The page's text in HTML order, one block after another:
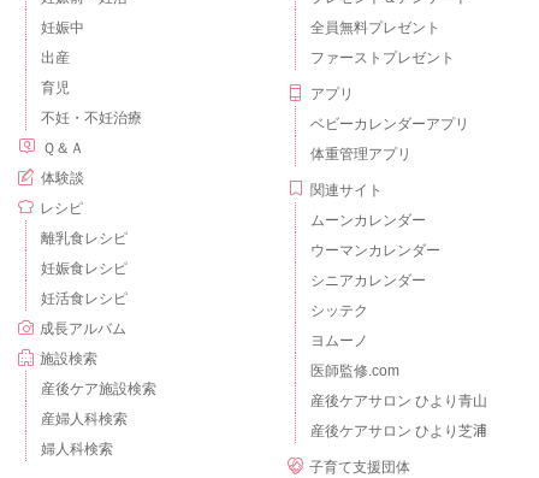
妊娠中
出産
育児
不妊・不妊治療
Ｑ＆Ａ
体験談
レシピ
離乳食レシピ
妊娠食レシピ
妊活食レシピ
成長アルバム
施設検索
産後ケア施設検索
産婦人科検索
婦人科検索
全員無料プレゼント
ファーストプレゼント
アプリ
ベビーカレンダーアプリ
体重管理アプリ
関連サイト
ムーンカレンダー
ウーマンカレンダー
シニアカレンダー
シッテク
ヨムーノ
医師監修.com
産後ケアサロン ひより青山
産後ケアサロン ひより芝浦
子育て支援団体